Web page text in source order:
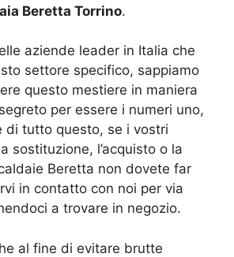
Beretta Torrino.
aziende leader in Italia che
settore specifico, sappiamo
questo mestiere in maniera
per essere i numeri uno,
di tutto questo, se i vostri
sostituzione, l’acquisto o la
Beretta non dovete far
in contatto con noi per via
a trovare in negozio.
al fine di evitare brutte